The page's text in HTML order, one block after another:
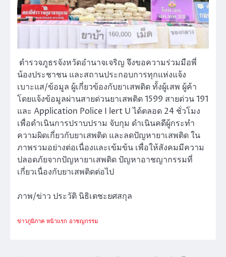
ตำรวจภูธรจังหวัดอำนาจเจริญ จึงขอความร่วมมือพี่
น้องประชาชน และสถานประกอบการทุกแห่งแจ้ง
เบาะแส/ข้อมูล ผู้เกี่ยวข้องกับยาเสพติด ทั้งผู้เสพ ผู้ค้า
โดยแจ้งข้อมูลผ่านสายด่วนยาเสพติด 1599 สายด่วน 191
และ Application Police I lert U ได้ตลอด 24 ชั่วโมง
เพื่อดำเนินการปราบปราม จับกุม ดำเนินคดีผู้กระทำ
ความผิดเกี่ยวกับยาเสพติด และลดปัญหายาเสพติด ใน
ภาพรวมอย่างต่อเนื่องและเข้มข้น เพื่อให้สังคมมีความ
ปลอดภัยจากปัญหายาเสพติด ปัญหาอาชญากรรมที่
เกี่ยวเนื่องกับยาเสพติดต่อไป
ภาพ/ข่าว ประวัติ นิธิเตชะยศสกุล
ข่าวภูมิภาค หน้าแรก อาชญกรรม